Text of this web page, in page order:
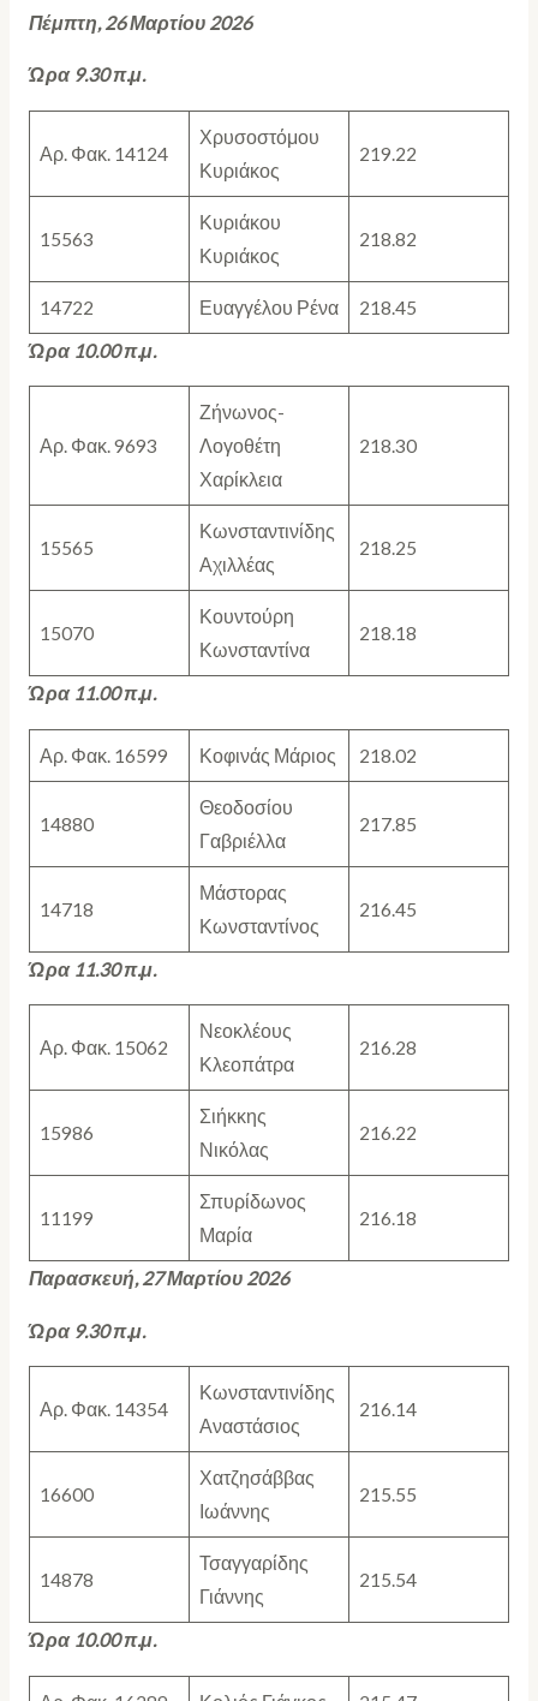
Πέμπτη, 26 Μαρτίου 2026
Ώρα 9.30 π.μ.
Αρ. Φακ. 14124
Χρυσοστόμου
Κυριάκος
219.22
15563
Κυριάκου
Κυριάκος
218.82
14722 Ευαγγέλου Ρένα
218.45
Ώρα 10.00 π.μ.
Αρ. Φακ. 9693
Ζήνωνος-
Λογοθέτη
Χαρίκλεια
218.30
15565
Κωνσταντινίδης
Αχιλλέας
218.25
15070
Κουντούρη
Κωνσταντίνα
218.18
Ώρα 11.00 π.μ.
Αρ. Φακ. 16599 Κοφινάς Μάριος 218.02
14880
Θεοδοσίου
Γαβριέλλα
217.85
14718
Μάστορας
Κωνσταντίνος
216.45
Ώρα 11.30 π.μ.
Αρ. Φακ. 15062
Νεοκλέους
Κλεοπάτρα
216.28
15986
Σιήκκης
Νικόλας
216.22
11199
Σπυρίδωνος
Μαρία
216.18
Παρασκευή, 27 Μαρτίου 2026
Ώρα 9.30 π.μ.
Αρ. Φακ. 14354
Κωνσταντινίδης
Αναστάσιος
216.14
16600
Χατζησάββας
Ιωάννης
215.55
14878
Τσαγγαρίδης
Γιάννης
215.54
Ώρα 10.00 π.μ.